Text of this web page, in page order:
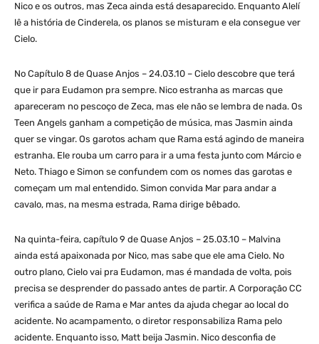
Nico e os outros, mas Zeca ainda está desaparecido. Enquanto Alelí
lê a história de Cinderela, os planos se misturam e ela consegue ver
Cielo.
No Capítulo 8 de Quase Anjos – 24.03.10 – Cielo descobre que terá
que ir para Eudamon pra sempre. Nico estranha as marcas que
apareceram no pescoço de Zeca, mas ele não se lembra de nada. Os
Teen Angels ganham a competição de música, mas Jasmin ainda
quer se vingar. Os garotos acham que Rama está agindo de maneira
estranha. Ele rouba um carro para ir a uma festa junto com Márcio e
Neto. Thiago e Simon se confundem com os nomes das garotas e
começam um mal entendido. Simon convida Mar para andar a
cavalo, mas, na mesma estrada, Rama dirige bêbado.
Na quinta-feira, capítulo 9 de Quase Anjos – 25.03.10 – Malvina
ainda está apaixonada por Nico, mas sabe que ele ama Cielo. No
outro plano, Cielo vai pra Eudamon, mas é mandada de volta, pois
precisa se desprender do passado antes de partir. A Corporação CC
verifica a saúde de Rama e Mar antes da ajuda chegar ao local do
acidente. No acampamento, o diretor responsabiliza Rama pelo
acidente. Enquanto isso, Matt beija Jasmin. Nico desconfia de